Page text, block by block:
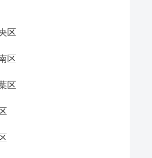
区
区
区